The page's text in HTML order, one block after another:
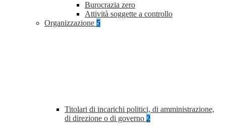
Burocrazia zero
Attività soggette a controllo
Organizzazione 5
Titolari di incarichi politici, di amministrazione,
di direzione o di governo 2